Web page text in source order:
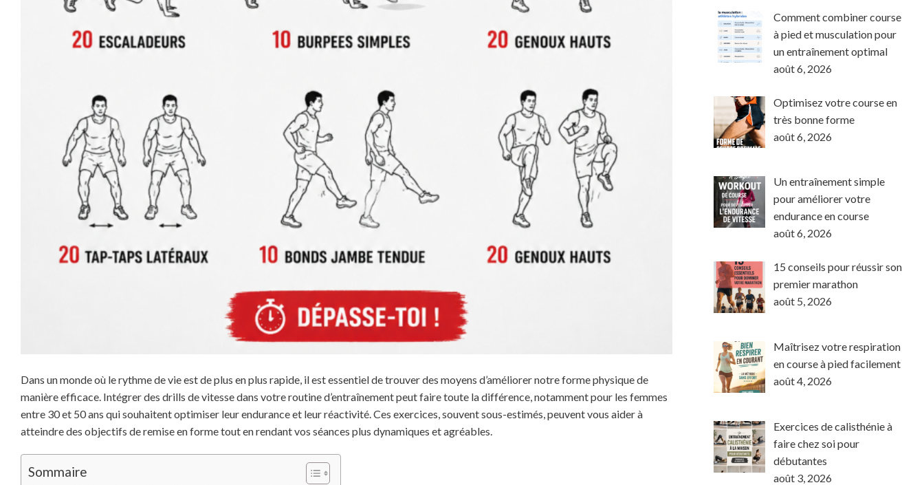
Dans un monde où le rythme de vie est de plus en plus rapide, il est essentiel de trouver des moyens d’améliorer notre forme physique de
manière efficace. Intégrer des drills de vitesse dans votre routine d’entraînement peut faire toute la différence, notamment pour les femmes
entre 30 et 50 ans qui souhaitent optimiser leur endurance et leur réactivité. Ces exercices, souvent sous-estimés, peuvent vous aider à
atteindre des objectifs de remise en forme tout en rendant vos séances plus dynamiques et agréables.
Sommaire
Comment combiner course
à pied et musculation pour
un entraînement optimal
août 6, 2026
Optimisez votre course en
très bonne forme
août 6, 2026
Un entraînement simple
pour améliorer votre
endurance en course
août 6, 2026
15 conseils pour réussir son
premier marathon
août 5, 2026
Maîtrisez votre respiration
en course à pied facilement
août 4, 2026
Exercices de calisthénie à
faire chez soi pour
débutantes
août 3, 2026